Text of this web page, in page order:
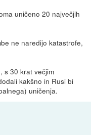
uničeno 20 največjih
ne naredijo katastrofe,
s 30 krat večjim
kakšno in Rusi bi
uničenja.